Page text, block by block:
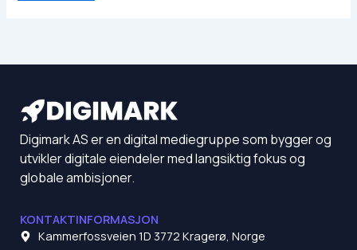
Digimark AS er en digital mediegruppe som bygger og
utvikler digitale eiendeler med langsiktig fokus og
globale ambisjoner.
KONTAKTINFORMASJON
Kammerfossveien 1D 3772 Kragerø, Norge